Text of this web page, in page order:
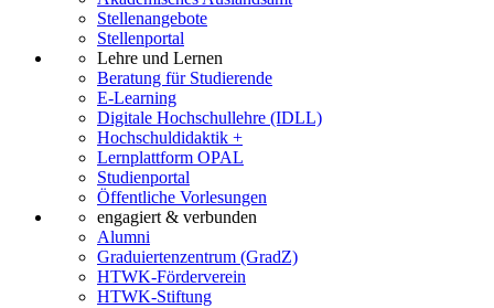
Stellenangebote
Stellenportal
Lehre und Lernen
Beratung für Studierende
E-Learning
Digitale Hochschullehre (IDLL)
Hochschuldidaktik +
Lernplattform OPAL
Studienportal
Öffentliche Vorlesungen
engagiert & verbunden
Alumni
Graduiertenzentrum (GradZ)
HTWK-Förderverein
HTWK-Stiftung